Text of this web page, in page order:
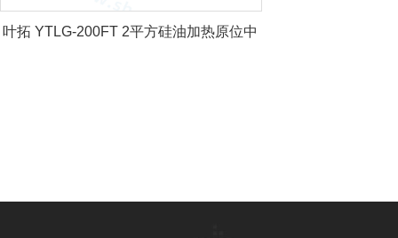
叶拓 YTLG-200FT 2平方硅油加热原位中